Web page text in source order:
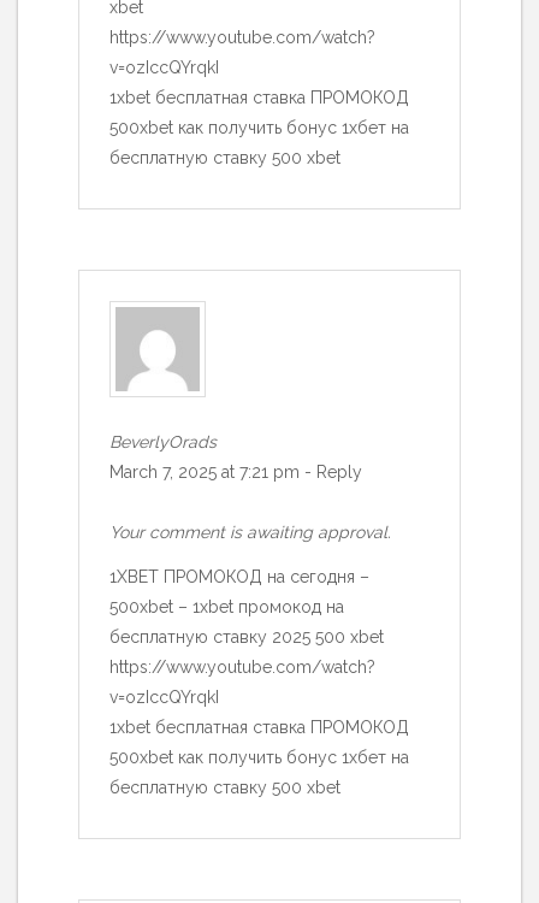
xbet
https://www.youtube.com/watch?
v=ozIccQYrqkI
1xbet бесплатная ставка ПРОМОКОД
500xbet как получить бонус 1хбет на
бесплатную ставку 500 xbet
BeverlyOrads
March 7, 2025 at 7:21 pm - Reply
Your comment is awaiting approval.
1XBET ПРОМОКОД на сегодня –
500xbet – 1xbet промокод на
бесплатную ставку 2025 500 xbet
https://www.youtube.com/watch?
v=ozIccQYrqkI
1xbet бесплатная ставка ПРОМОКОД
500xbet как получить бонус 1хбет на
бесплатную ставку 500 xbet